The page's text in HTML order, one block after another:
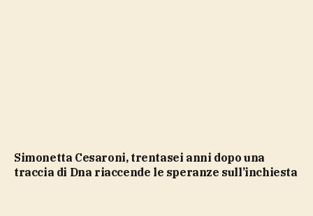
Simonetta Cesaroni, trentasei anni dopo una
traccia di Dna riaccende le speranze sull’inchiesta